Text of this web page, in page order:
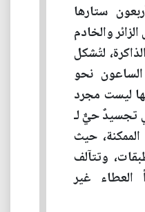
ستارها
والخادم
لتُشكل
نحو
ليست مجرد
تجسيدٌ حيٌّ لـ
الممكنة، حيث
وتتآلف
العطاء غير